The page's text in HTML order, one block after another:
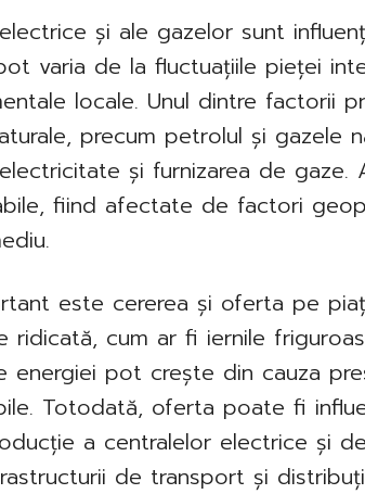
și ale gazelor sunt
varia de la fluctuațiile pieței
locale. Unul dintre factorii
precum petrolul și gazele
și furnizarea de gaze.
fiind afectate de factori
este cererea și oferta pe
ridicată, cum ar fi iernile
energiei pot crește din cauza
Totodată, oferta poate fi
a centralelor electrice și de
de transport și